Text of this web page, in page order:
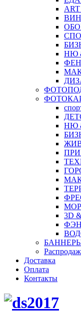
НЮ
ФЕН
НЮ
3D
Доставка
Оплата
Контакты